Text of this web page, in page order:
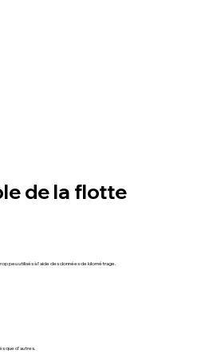
de la flotte
peu utilisés à l'aide des données de kilométrage.
que d'autres.